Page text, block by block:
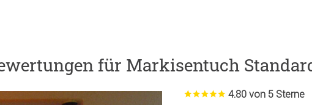
für Markisentuch
4.80 von 5 Sterne